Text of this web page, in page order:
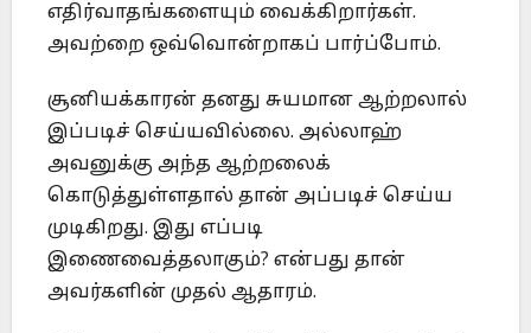
எதிர்வாதங்களையும் வைக்கிறார்கள்.
அவற்றை ஒவ்வொன்றாகப் பார்ப்போம்.
சூனியக்காரன் தனது சுயமான ஆற்றலால்
இப்படிச் செய்யவில்லை. அல்லாஹ்
அவனுக்கு அந்த ஆற்றலைக்
கொடுத்துள்ளதால் தான் அப்படிச் செய்ய
முடிகிறது. இது எப்படி
இணைவைத்தலாகும்? என்பது தான்
அவர்களின் முதல் ஆதாரம்.